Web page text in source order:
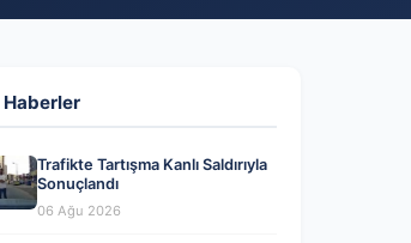
Haberler
Trafikte Tartışma Kanlı Saldırıyla
Sonuçlandı
06 Ağu 2026